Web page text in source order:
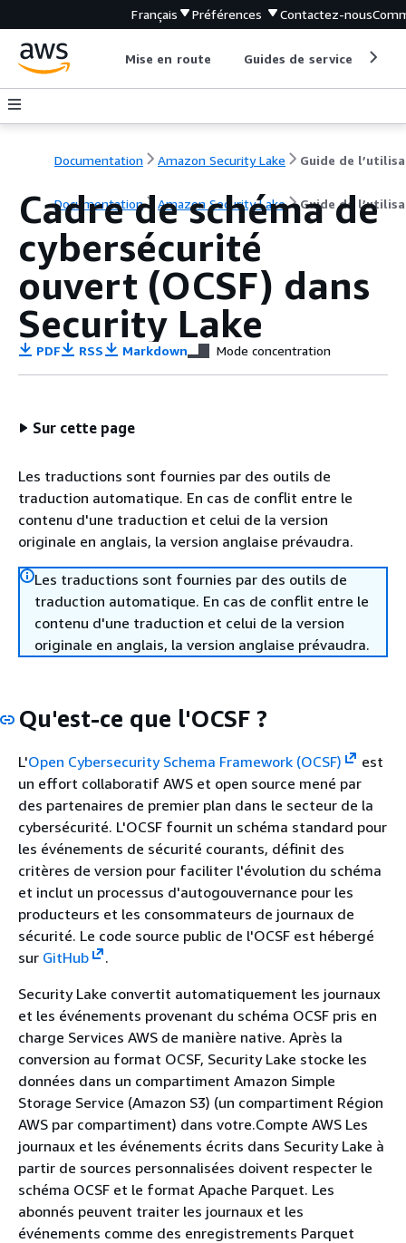
Français Préférences Contactez-nous
Mise en route Guides de service
Documentation Amazon Security Lake
Documentation Amazon Security Lake Guide de
Cadre de schéma de
cybersécurité
ouvert (OCSF) dans
Security Lake
PDF RSS Markdown Mode concentration
Sur cette page
Les traductions sont fournies par des outils de
traduction automatique. En cas de conflit entre le
contenu d'une traduction et celui de la version
originale en anglais, la version anglaise prévaudra.
Les traductions sont fournies par des outils de
traduction automatique. En cas de conflit entre le
contenu d'une traduction et celui de la version
originale en anglais, la version anglaise prévaudra.
Qu'est-ce que l'OCSF ?
L'Open Cybersecurity Schema Framework (OCSF)
est
un effort collaboratif AWS et open source mené par
des partenaires de premier plan dans le secteur de la
cybersécurité. L'OCSF fournit un schéma standard pour
les événements de sécurité courants, définit des
critères de version pour faciliter l'évolution du schéma
et inclut un processus d'autogouvernance pour les
producteurs et les consommateurs de journaux de
sécurité. Le code source public de l'OCSF est hébergé
sur GitHub
.
Security Lake convertit automatiquement les journaux
et les événements provenant du schéma OCSF pris en
charge Services AWS de manière native. Après la
conversion au format OCSF, Security Lake stocke les
données dans un compartiment Amazon Simple
Storage Service (Amazon S3) (un compartiment Région
AWS par compartiment) dans votre.Compte AWS Les
journaux et les événements écrits dans Security Lake à
partir de sources personnalisées doivent respecter le
schéma OCSF et le format Apache Parquet. Les
abonnés peuvent traiter les journaux et les
événements comme des enregistrements Parquet